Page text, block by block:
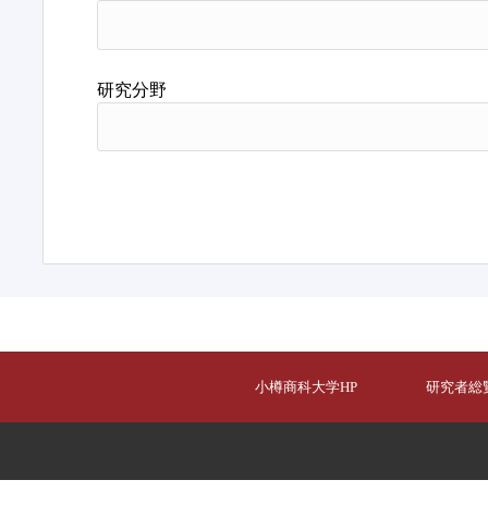
研究分野
小樽商科大学HP 研究者総